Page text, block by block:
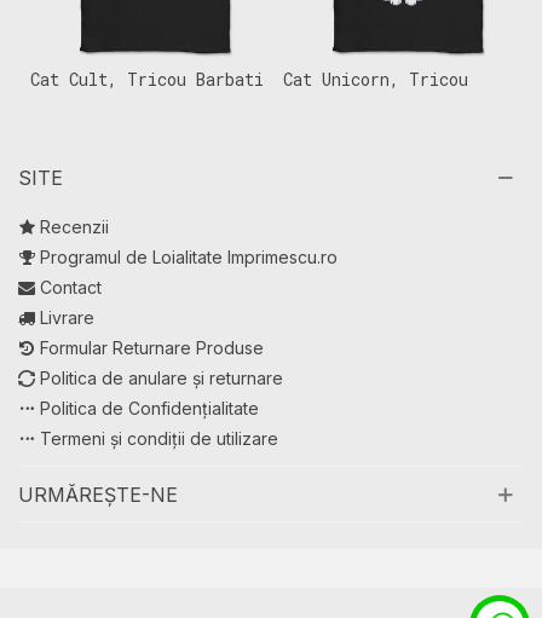
Cat Cult, Tricou Barbati
Cat Unicorn, Tricou
SITE
Recenzii
Programul de Loialitate Imprimescu.ro
Contact
Livrare
Formular Returnare Produse
Politica de anulare și returnare
Politica de Confidențialitate
Termeni și condiții de utilizare
URMĂREȘTE-NE